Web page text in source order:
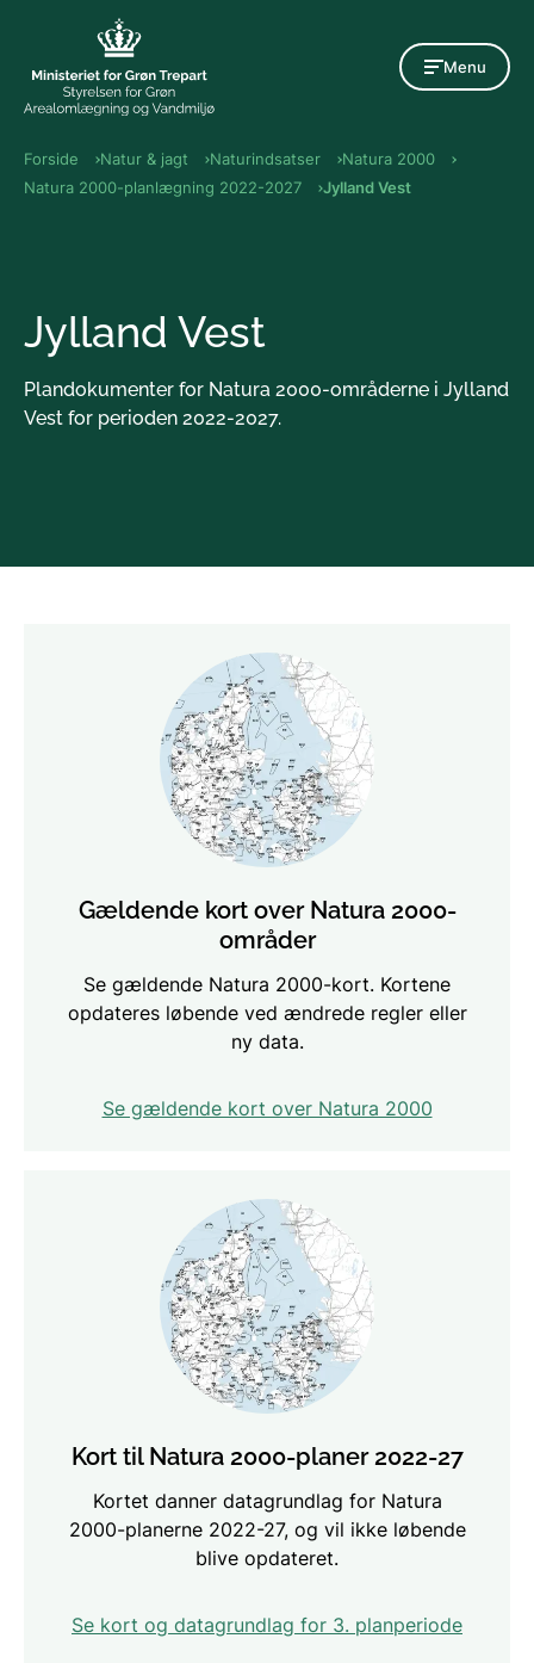
Menu
Forside Natur & jagt Naturindsatser
Natura 2000
Natura 2000-planlægning 2022-2027
Jylland Vest
Jylland Vest
Plandokumenter for Natura 2000-områderne i Jylland
Vest for perioden 2022-2027.
Gældende kort over Natura 2000-
områder
Se gældende Natura 2000-kort. Kortene
opdateres løbende ved ændrede regler eller
ny data.
Se gældende kort over Natura 2000
Kort til Natura 2000-planer 2022-27
Kortet danner datagrundlag for Natura
2000-planerne 2022-27, og vil ikke løbende
blive opdateret.
Se kort og datagrundlag for 3. planperiode